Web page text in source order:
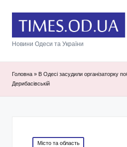
Новини Одеси та України
Головна » В Одесі засудили організаторку
Дерибасівській
Posted
Місто та область